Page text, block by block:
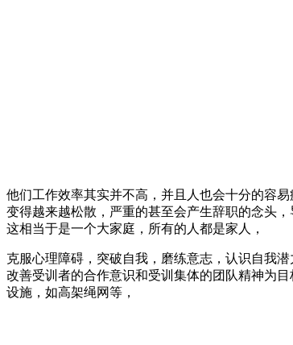
他们工作效率其实并不高，并且人也会十分的容
变得越来越松散，严重的甚至会产生辞职的念头
这相当于是一个大家庭，所有的人都是家人，
克服心理障碍，突破自我，磨练意志，认识自我
改善受训者的合作意识和受训集体的团队精神为
设施，如高架绳网等，